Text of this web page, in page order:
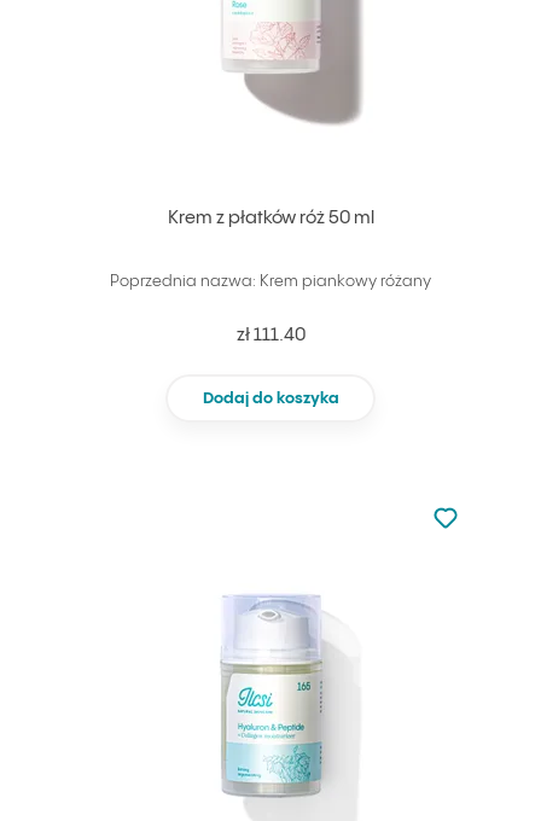
Krem z płatków róż 50 ml
Poprzednia nazwa: Krem piankowy różany
zł 111.40
Dodaj do koszyka
Nie dodano
Dodaj do